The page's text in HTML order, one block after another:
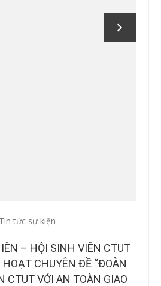
Tin tức sự kiện
KHẢO TẠI CHUNG KẾT
KHỞI NGHIỆP, ĐỔI MỚI
STARTUP LẦN IV, NĂM